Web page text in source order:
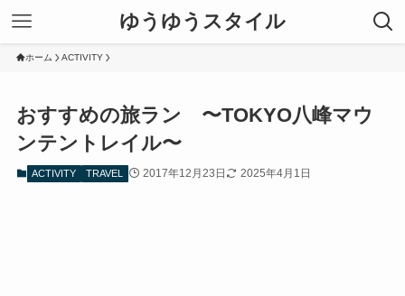
ゆうゆうスタイル
ホーム ACTIVITY
おすすめの旅ラン 〜TOKYO八峰マウ
ンテントレイル〜
ACTIVITY TRAVEL 2017年12月23日 2025年4月1日